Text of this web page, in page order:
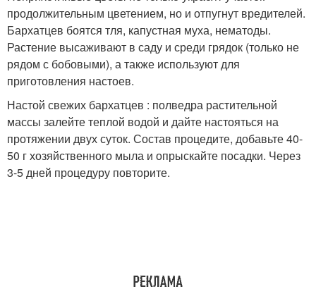
продолжительным цветением, но и отпугнут вредителей.
Бархатцев боятся тля, капустная муха, нематоды.
Растение высаживают в саду и среди грядок (только не
рядом с бобовыми), а также используют для
приготовления настоев.
Настой свежих бархатцев : полведра растительной
массы залейте теплой водой и дайте настояться на
протяжении двух суток. Состав процедите, добавьте 40-
50 г хозяйственного мыла и опрыскайте посадки. Через
3-5 дней процедуру повторите.